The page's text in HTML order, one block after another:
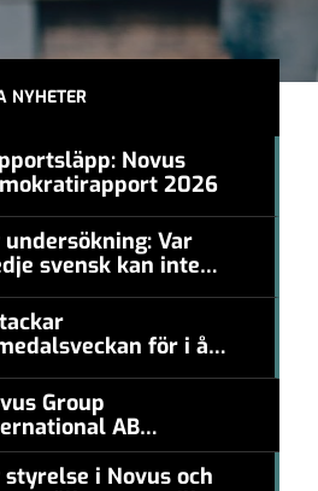
NYHETER
Novus
2026
undersökning: Var
svensk kan inte
för i år!
Group
AB
Ana
as new
styrelse i Novus och